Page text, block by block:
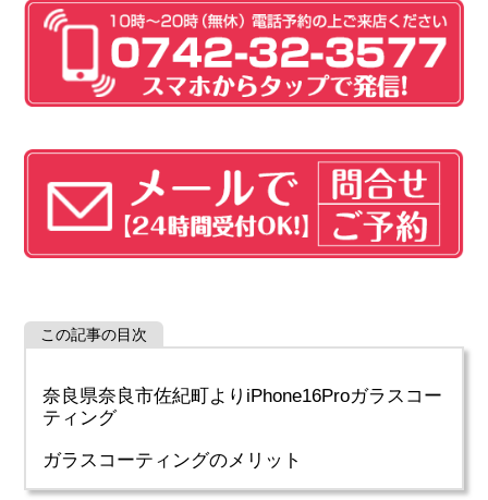
この記事の目次
奈良県奈良市佐紀町よりiPhone16Proガラスコー
ティング
ガラスコーティングのメリット